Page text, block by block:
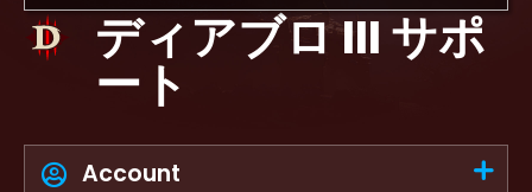
ディアブロ III サポ
ート
Account